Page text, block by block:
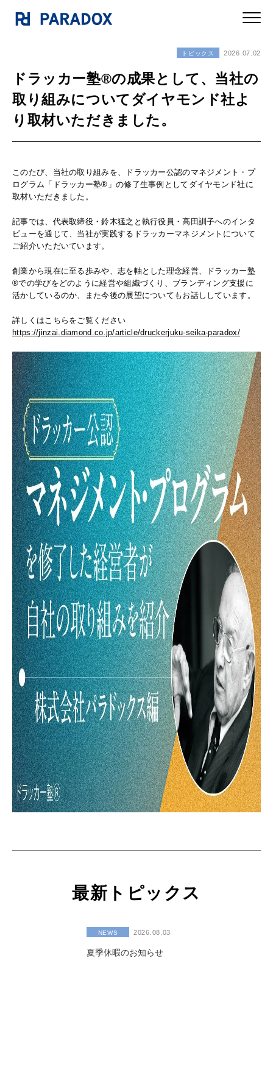
トピックス 2026.07.02
ドラッカー塾®の成果として、当社の
取り組みについてダイヤモンド社よ
り取材いただきました。
このたび、当社の取り組みを、ドラッカー公認のマネジメント・プ
ログラム「ドラッカー塾®」の修了生事例としてダイヤモンド社に
取材いただきました。
記事では、代表取締役・鈴木猛之と執行役員・高田訓子へのインタ
ビューを通じて、当社が実践するドラッカーマネジメントについて
ご紹介いただいています。
創業から現在に至る歩みや、志を軸とした理念経営、ドラッカー塾
®での学びをどのように経営や組織づくり、ブランディング支援に
活かしているのか、また今後の展望についてもお話ししています。
詳しくはこちらをご覧ください
https://jinzai.diamond.co.jp/article/druckerjuku-seika-paradox/
最新トピックス
NEWS 2026.08.03
夏季休暇のお知らせ